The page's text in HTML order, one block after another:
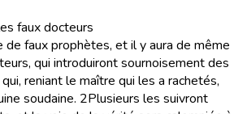
faux docteurs
de faux prophètes, et il y aura de même
qui introduiront sournoisement des
reniant le maître qui les a rachetés,
soudaine. 2Plusieurs les suivront